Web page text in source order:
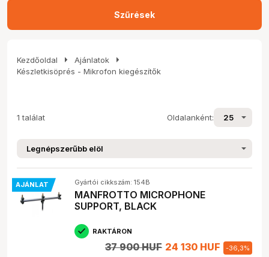
Kezdőoldal arrow_right Ajánlatok arrow_right
Készletkisöprés - Mikrofon kiegészítők
1 találat Oldalanként:
AJÁNLAT Gyártói cikkszám: 154B
MANFROTTO MICROPHONE
SUPPORT, BLACK
RAKTÁRON
37 900 HUF 24 130 HUF -36,3%
Szűrések